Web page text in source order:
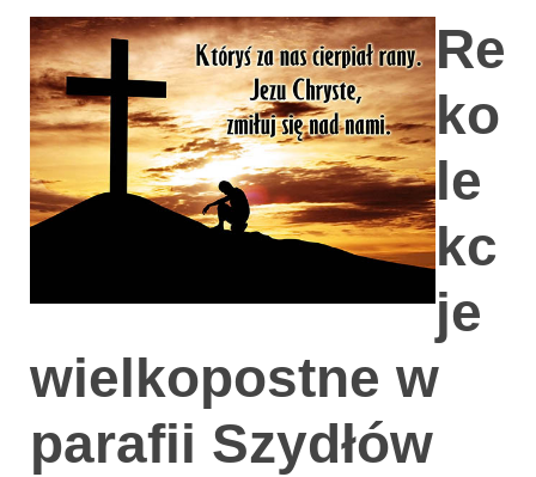
Re
ko
le
kc
je
wielkopostne w
parafii Szydłów